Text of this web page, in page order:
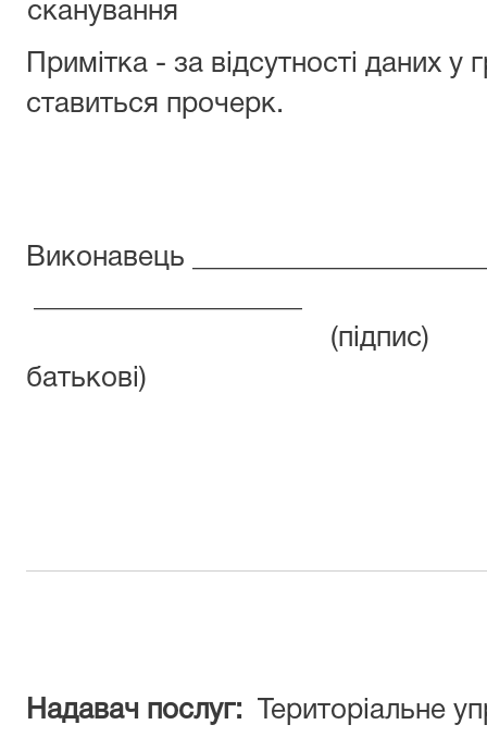
сканування
Примітка - за відсутності даних у
ставиться прочерк.
Виконавець
(підпис)
батькові)
Надавач послуг: Територіальне